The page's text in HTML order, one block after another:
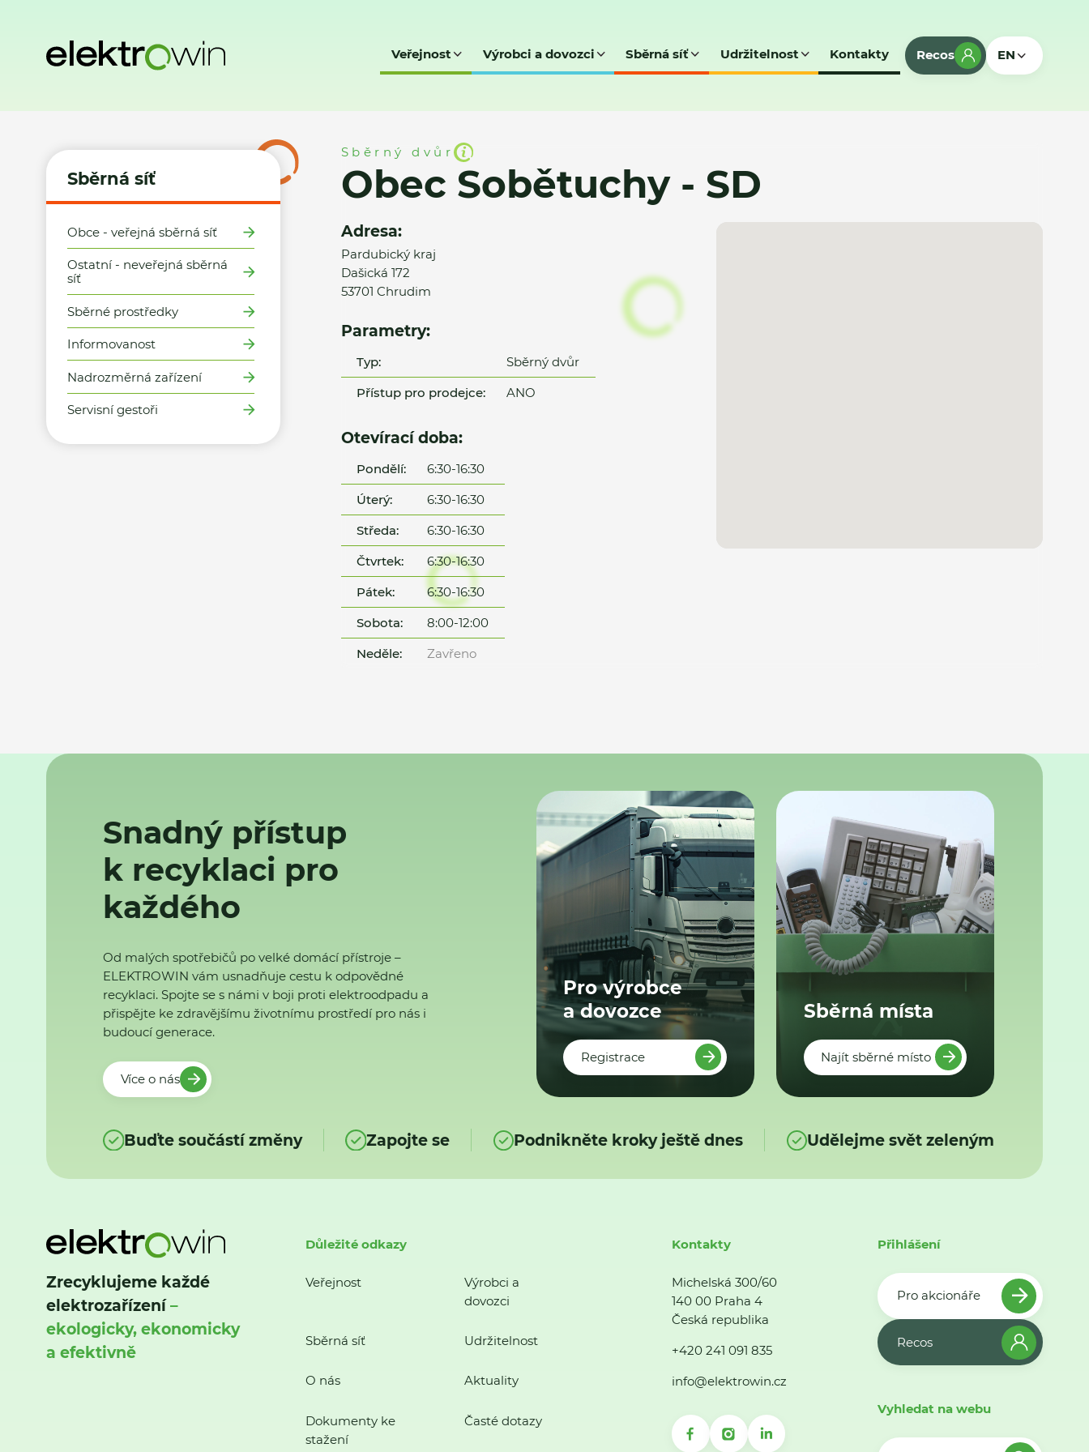
Veřejnost Výrobci a dovozci Sběrná síť Udržitelnost Kontakty Recos EN
Sběrná síť
Obce - veřejná sběrná síť
Ostatní - neveřejná sběrná
síť
Sběrné prostředky
Informovanost
Nadrozměrná zařízení
Servisní gestoři
Sběrný dvůr
Obec Sobětuchy - SD
Adresa:
Pardubický kraj
Dašická 172
53701 Chrudim
Parametry:
Typ:
Sběrný dvůr
Přístup pro prodejce:
ANO
Otevírací doba:
Pondělí:
6:30-16:30
Úterý:
6:30-16:30
Středa:
6:30-16:30
Čtvrtek:
6:30-16:30
Pátek:
6:30-16:30
Sobota:
8:00-12:00
Neděle:
Zavřeno
Snadný přístup
k recyklaci pro
každého
Od malých spotřebičů po velké domácí přístroje –
ELEKTROWIN vám usnadňuje cestu k odpovědné
recyklaci. Spojte se s námi v boji proti elektroodpadu a
přispějte ke zdravějšímu životnímu prostředí pro nás i
budoucí generace.
Více o nás
Pro výrobce
a dovozce
Registrace
Sběrná místa
Najít sběrné místo
Buďte součástí změny Zapojte se Podnikněte kroky ještě dnes Udělejme svět zeleným
Zrecyklujeme každé
elektrozařízení–
ekologicky, ekonomicky
a efektivně
Důležité odkazy
Veřejnost
Výrobci a
dovozci
Sběrná síť Udržitelnost
O nás Aktuality
Dokumenty ke
stažení
Časté dotazy
Kontakty
Michelská 300/60
140 00 Praha 4
Česká republika
+420 241 091 835
info@elektrowin.cz
Přihlášení
Pro akcionáře
Recos
Vyhledat na webu